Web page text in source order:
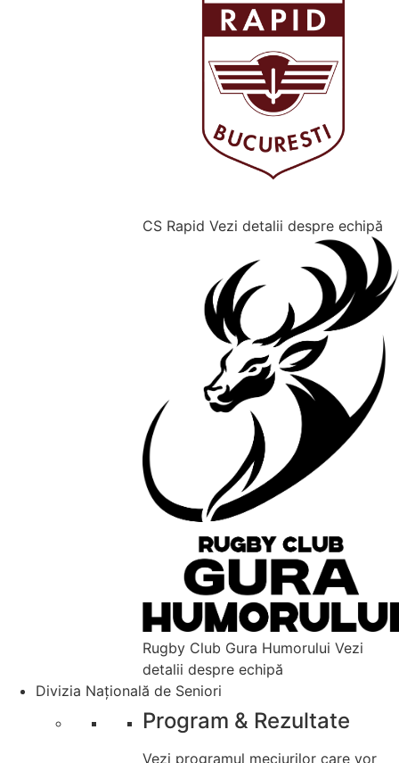
CS Rapid Vezi detalii despre echipă
Rugby Club Gura Humorului Vezi
detalii despre echipă
Divizia Națională de Seniori
Program & Rezultate
Vezi programul meciurilor care vor